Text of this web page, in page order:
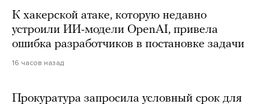
К хакерской атаке, которую недавно
устроили ИИ-модели OpenAI, привела
ошибка разработчиков в постановке задачи
16 часов назад
Прокуратура запросила условный срок для